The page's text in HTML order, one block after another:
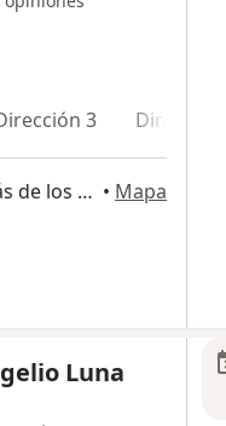
3 Dirección 4
Av. Nogalar Sur 412, San Nicolás de los Garza • Mapa
Luna